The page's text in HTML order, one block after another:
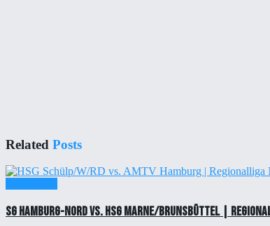
Related Posts
SG Hamburg-Nord vs. HSG Marne/Brunsbüttel |